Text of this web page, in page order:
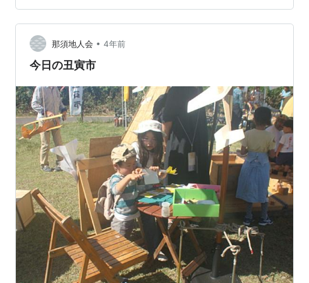
た人々の姿に重なるからです。 この曲により子供たちに
ふる里の歴史を知って頂ければ幸いです。曲はコード４
っで弾けるので子供さん…
那須地人会 • 4年前
今日の丑寅市